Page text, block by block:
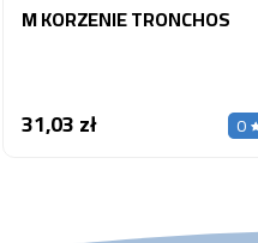
M KORZENIE TRONCHOS
31,03 złCena 0